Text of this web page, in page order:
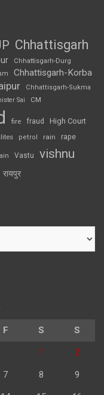
Chhattisgarh
Chhattisgarh-Durg
Chhattisgarh-Korba
Chhattisgarh-Sukma
Sai CM
fire fraud High Court
petrol rain rape
Vastu vishnu
रायपुर
F S S
1 2
7 8 9